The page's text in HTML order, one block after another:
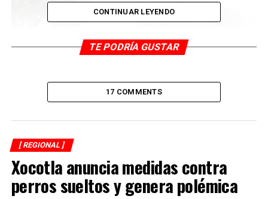
CONTINUAR LEYENDO
TE PODRÍA GUSTAR
17 COMMENTS
[ REGIONAL ]
Xocotla anuncia medidas contra
perros sueltos y genera polémica